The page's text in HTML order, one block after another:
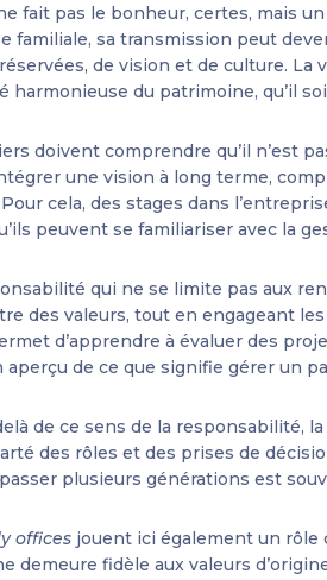
fait pas le bonheur, certes, mais
familiale, sa transmission peut
de vision et de culture. La
harmonieuse du patrimoine, qu’il
doivent comprendre qu’il n’est
une vision à long terme,
cela, des stages dans
peuvent se familiariser avec la
qui ne se limite pas aux
des valeurs, tout en engageant
d’apprendre à évaluer des
aperçu de ce que signifie gérer un
de ce sens de la responsabilité,
des rôles et des prises de
plusieurs générations est
offices jouent ici également un rôle
demeure fidèle aux valeurs